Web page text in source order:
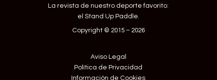
La revista de nuestro deporte favorito:
el Stand Up Paddle.
Copyright © 2015 – 2026
Aviso Legal
Política de Privacidad
Información de Cookies